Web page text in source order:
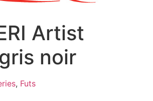
Artist
noir
, Futs